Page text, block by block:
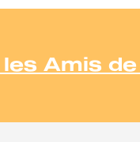
Amis de